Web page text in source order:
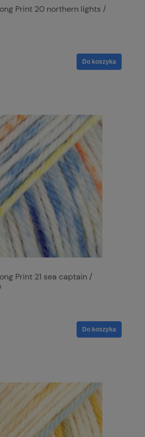
Print 20 northern lights /
Do koszyka
Print 21 sea captain /
Do koszyka